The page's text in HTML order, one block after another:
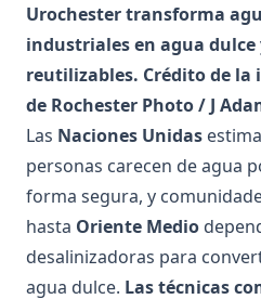
Urochester transforma
industriales en agua
reutilizables. Crédito de la
de Rochester Photo / J
Las Naciones Unidas
personas carecen de agua
forma segura, y
hasta Oriente Medio
desalinizadoras para
agua dulce. Las técnicas